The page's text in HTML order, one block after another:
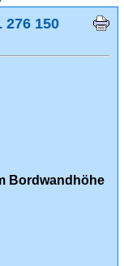
276 150
Bordwandhöhe